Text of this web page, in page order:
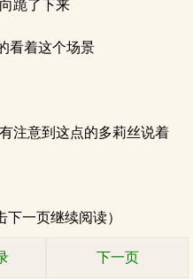
跪了下来
看着这个场景
注意到这点的多莉丝说着
一页继续阅读）
下一页